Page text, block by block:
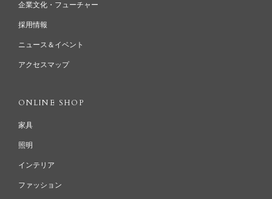
企業文化・フューチャー
採用情報
ニュース＆イベント
アクセスマップ
ONLINE SHOP
家具
照明
インテリア
ファッション